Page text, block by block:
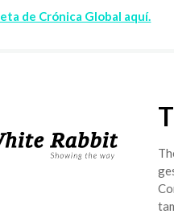
de Crónica Global aquí.